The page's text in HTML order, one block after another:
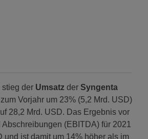
stieg der Umsatz der Syngenta
Vorjahr um 23% (5,2 Mrd. USD)
28,2 Mrd. USD. Das Ergebnis vor
(EBITDA) für 2021
und ist damit um 14% höher als im